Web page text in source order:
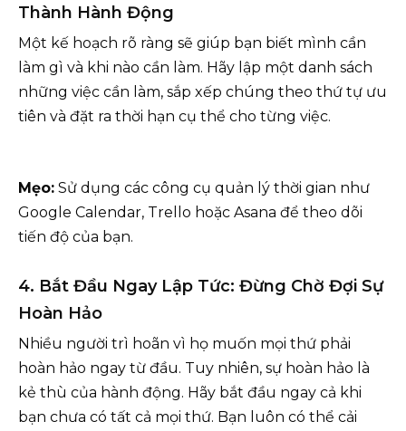
Thành Hành Động
Một kế hoạch rõ ràng sẽ giúp bạn biết mình cần
làm gì và khi nào cần làm. Hãy lập một danh sách
những việc cần làm, sắp xếp chúng theo thứ tự ưu
tiên và đặt ra thời hạn cụ thể cho từng việc.
Mẹo: Sử dụng các công cụ quản lý thời gian như
Google Calendar, Trello hoặc Asana để theo dõi
tiến độ của bạn.
4. Bắt Đầu Ngay Lập Tức: Đừng Chờ Đợi Sự
Hoàn Hảo
Nhiều người trì hoãn vì họ muốn mọi thứ phải
hoàn hảo ngay từ đầu. Tuy nhiên, sự hoàn hảo là
kẻ thù của hành động. Hãy bắt đầu ngay cả khi
bạn chưa có tất cả mọi thứ. Bạn luôn có thể cải